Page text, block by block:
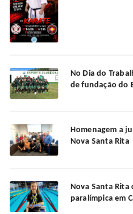
No Dia do
de fundação do
Homenagem a
Nova Santa Rita
Nova Santa
paralímpica em